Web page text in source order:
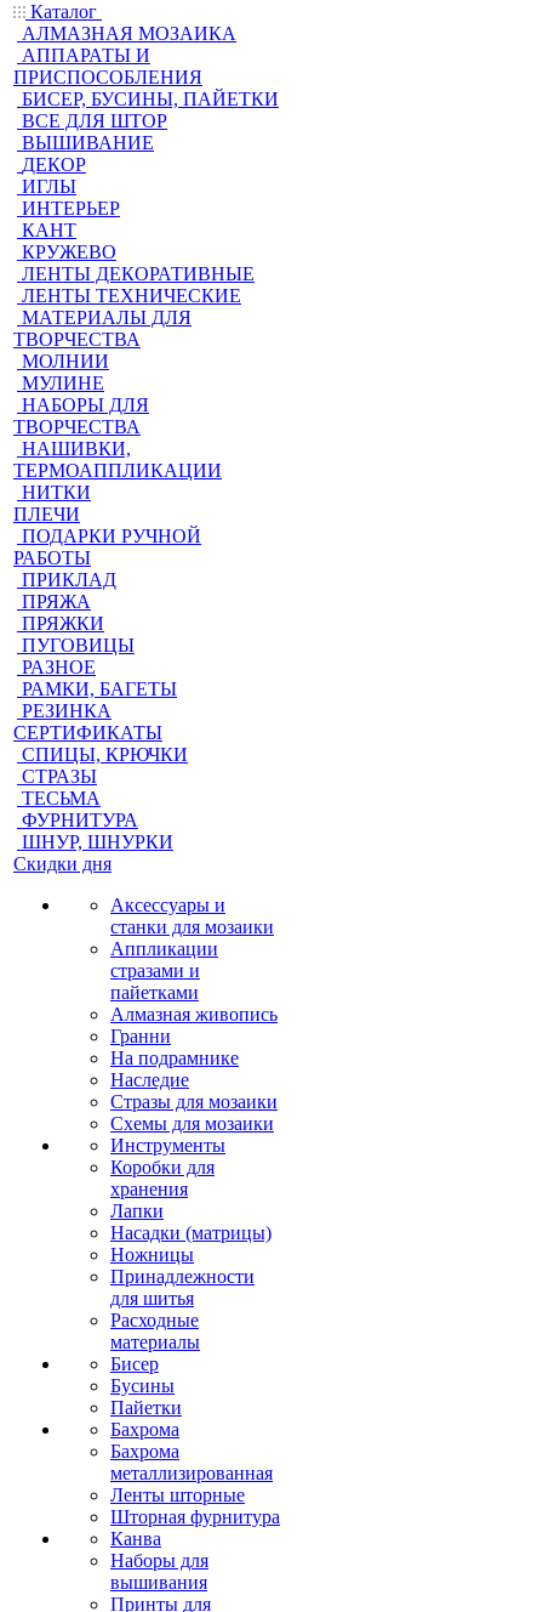
Каталог
АЛМАЗНАЯ МОЗАИКА
АППАРАТЫ И
ПРИСПОСОБЛЕНИЯ
БИСЕР, БУСИНЫ, ПАЙЕТКИ
ВСЕ ДЛЯ ШТОР
ВЫШИВАНИЕ
ДЕКОР
ИГЛЫ
ИНТЕРЬЕР
КАНТ
КРУЖЕВО
ЛЕНТЫ ДЕКОРАТИВНЫЕ
ЛЕНТЫ ТЕХНИЧЕСКИЕ
МАТЕРИАЛЫ ДЛЯ
ТВОРЧЕСТВА
МОЛНИИ
МУЛИНЕ
НАБОРЫ ДЛЯ
ТВОРЧЕСТВА
НАШИВКИ,
ТЕРМОАППЛИКАЦИИ
НИТКИ
ПЛЕЧИ
ПОДАРКИ РУЧНОЙ
РАБОТЫ
ПРИКЛАД
ПРЯЖА
ПРЯЖКИ
ПУГОВИЦЫ
РАЗНОЕ
РАМКИ, БАГЕТЫ
РЕЗИНКА
СЕРТИФИКАТЫ
СПИЦЫ, КРЮЧКИ
СТРАЗЫ
ТЕСЬМА
ФУРНИТУРА
ШНУР, ШНУРКИ
Скидки дня
Аксессуары и
станки для мозаики
Аппликации
стразами и
пайетками
Алмазная живопись
Гранни
На подрамнике
Наследие
Стразы для мозаики
Схемы для мозаики
Инструменты
Коробки для
хранения
Лапки
Насадки (матрицы)
Ножницы
Принадлежности
для шитья
Расходные
материалы
Бисер
Бусины
Пайетки
Бахрома
Бахрома
металлизированная
Ленты шторные
Шторная фурнитура
Канва
Наборы для
вышивания
Принты для